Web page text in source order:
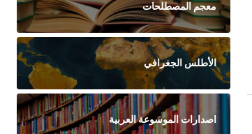
معجم المصطلحات
الأطلس الجغرافي
اصدارات الموسوعة العربية